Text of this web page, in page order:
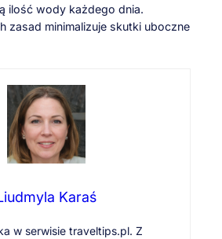
ilość wody każdego dnia.
zasad minimalizuje skutki uboczne
Karaś
w serwisie traveltips.pl. Z